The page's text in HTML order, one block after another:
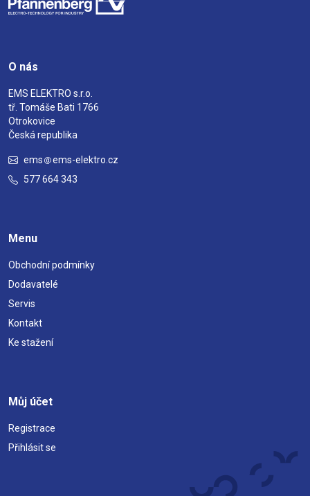
O nás
EMS ELEKTRO s.r.o.
tř. Tomáše Bati 1766
Otrokovice
Česká republika
ems
ems-elektro.cz
577 664 343
Menu
Obchodní podmínky
Dodavatelé
Servis
Kontakt
Ke stažení
Můj účet
Registrace
Přihlásit se